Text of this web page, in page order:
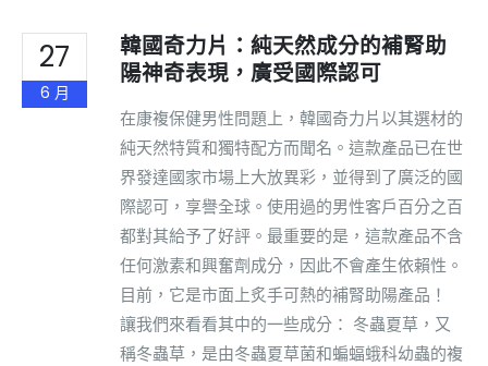
27
6 月
韓國奇力片：純天然成分的補腎助
陽神奇表現，廣受國際認可
在康複保健男性問題上，韓國奇力片以其選材的
純天然特質和獨特配方而聞名。這款產品已在世
界發達國家市場上大放異彩，並得到了廣泛的國
際認可，享譽全球。使用過的男性客戶百分之百
都對其給予了好評。最重要的是，這款產品不含
任何激素和興奮劑成分，因此不會產生依賴性。
目前，它是市面上炙手可熱的補腎助陽產品！
讓我們來看看其中的一些成分： 冬蟲夏草，又
稱冬蟲草，是由冬蟲夏草菌和蝙蝠蛾科幼蟲的複